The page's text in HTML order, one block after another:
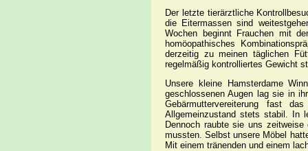
Der letzte tierärztliche
die Eitermassen sind
Wochen beginnt Frauchen mit
homöopathisches
derzeitig zu meinen täglichen
regelmäßig kontrolliertes Gewicht
Unsere kleine Hamsterdame
geschlossenen Augen lag sie in
Gebärmuttervereiterung fast
Allgemeinzustand stets stabil. In
Dennoch raubte sie uns
mussten. Selbst unsere Möbel
Mit einem tränenden und einem